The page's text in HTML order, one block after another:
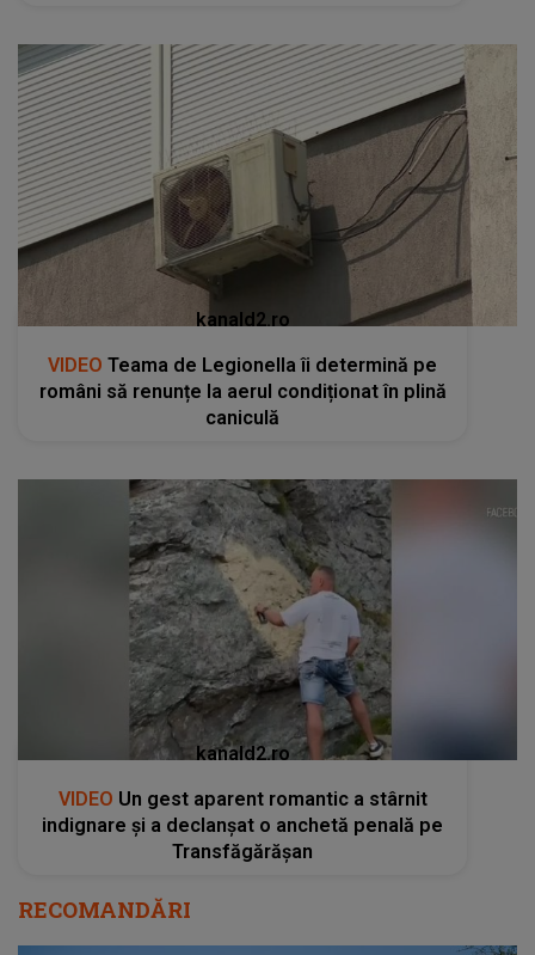
kanald2.ro
VIDEO Teama de Legionella îi determină pe
români să renunțe la aerul condiționat în plină
caniculă
kanald2.ro
VIDEO Un gest aparent romantic a stârnit
indignare și a declanșat o anchetă penală pe
Transfăgărășan
RECOMANDĂRI